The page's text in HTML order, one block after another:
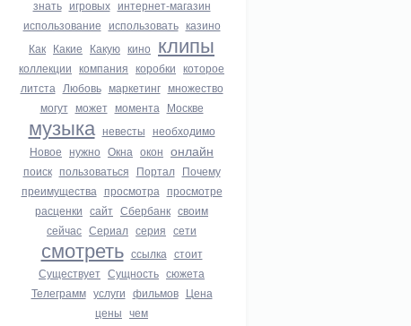
знать игровых интернет-магазин
использование использовать казино
Как Какие Какую кино клипы
коллекции компания коробки которое
литста Любовь маркетинг множество
могут может момента Москве
музыка невесты необходимо
Новое нужно Окна окон онлайн
поиск пользоваться Портал Почему
преимущества просмотра просмотре
расценки сайт Сбербанк своим
сейчас Сериал серия сети
смотреть ссылка стоит
Существует Сущность сюжета
Телеграмм услуги фильмов Цена
цены чем